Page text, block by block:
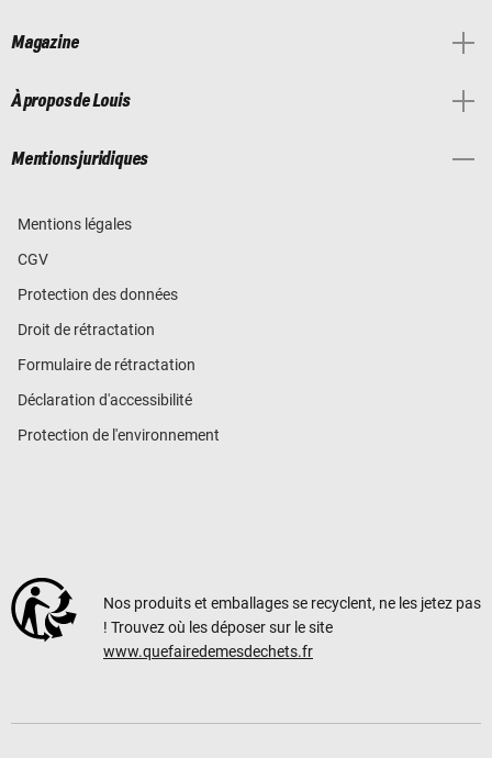
Magazine
À propos de Louis
Mentions juridiques
Mentions légales
CGV
Protection des données
Droit de rétractation
Formulaire de rétractation
Déclaration d'accessibilité
Protection de l'environnement
Nos produits et emballages se recyclent, ne les jetez pas
! Trouvez où les déposer sur le site
www.quefairedemesdechets.fr